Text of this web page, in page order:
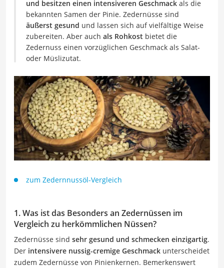
und besitzen einen intensiveren Geschmack als die
bekannten Samen der Pinie. Zedernüsse sind
äußerst gesund und lassen sich auf vielfältige Weise
zubereiten. Aber auch als Rohkost bietet die
Zedernuss einen vorzüglichen Geschmack als Salat-
oder Müslizutat.
zum Zedernnussöl-Vergleich
1. Was ist das Besonders an Zedernüssen im
Vergleich zu herkömmlichen Nüssen?
Zedernüsse sind sehr gesund und schmecken einzigartig.
Der intensivere nussig-cremige Geschmack unterscheidet
zudem Zedernüsse von Pinienkernen. Bemerkenswert